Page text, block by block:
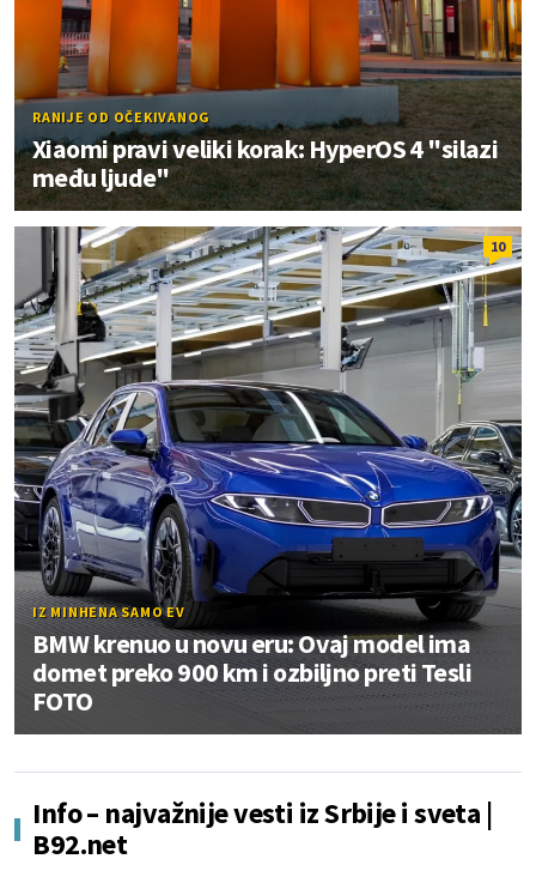
RANIJE OD OČEKIVANOG
Xiaomi pravi veliki korak: HyperOS 4 "silazi
među ljude"
10
IZ MINHENA SAMO EV
BMW krenuo u novu eru: Ovaj model ima
domet preko 900 km i ozbiljno preti Tesli
FOTO
Info – najvažnije vesti iz Srbije i sveta |
B92.net